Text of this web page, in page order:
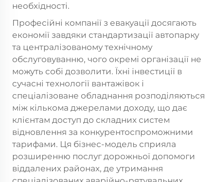
необхідності.
Професійні компанії з евакуації досягають
економії завдяки стандартизації автопарку
та централізованому технічному
обслуговуванню, чого окремі організації не
можуть собі дозволити. Їхні інвестиції в
сучасні технології вантажівок і
спеціалізоване обладнання розподіляються
між кількома джерелами доходу, що дає
клієнтам доступ до складних систем
відновлення за конкурентоспроможними
тарифами. Ця бізнес-модель сприяла
розширенню послуг дорожньої допомоги
віддалених районах, де утримання